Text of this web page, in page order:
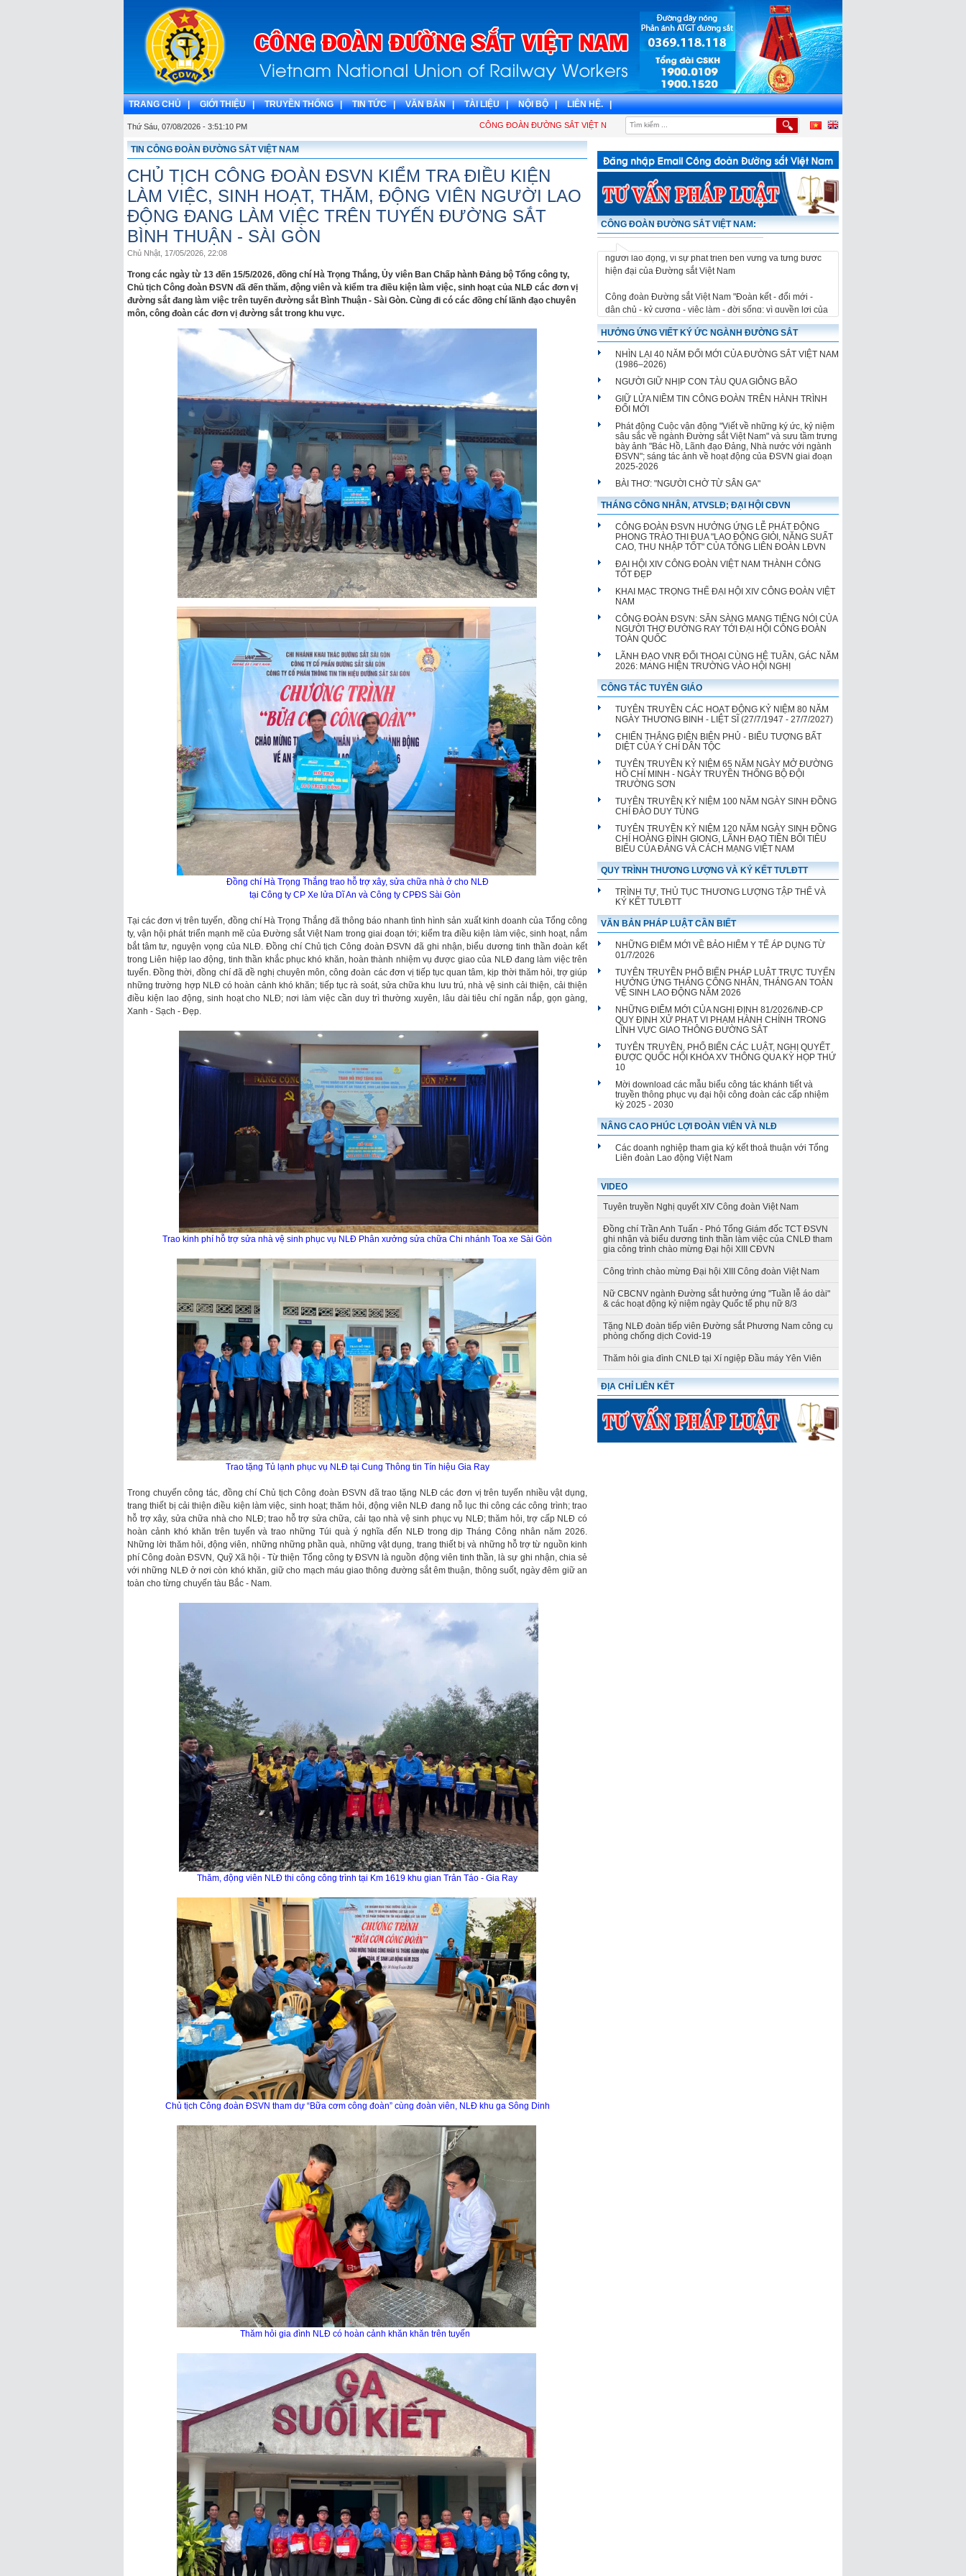
TRANG CHỦ | GIỚI THIỆU | TRUYỀN THỐNG | TIN TỨC | VĂN BẢN | TÀI LIỆU | NỘI BỘ | LIÊN HỆ. |
Thứ Sáu, 07/08/2026 - 3:51:12 PM CÔNG ĐOÀN ĐƯỜNG SẮT VIỆT NAM - ĐIỂM TỰA CỦA NGƯỜI LAO ĐỘNG LỄ PHÁT ĐỘNG THI ĐUA VÀ KHỞI CÔNG CÔNG TRÌNH DI
TIN CÔNG ĐOÀN ĐƯỜNG SẮT VIỆT NAM
CHỦ TỊCH CÔNG ĐOÀN ĐSVN KIỂM TRA ĐIỀU KIỆN
LÀM VIỆC, SINH HOẠT, THĂM, ĐỘNG VIÊN NGƯỜI LAO
ĐỘNG ĐANG LÀM VIỆC TRÊN TUYẾN ĐƯỜNG SẮT
BÌNH THUẬN - SÀI GÒN
Chủ Nhật, 17/05/2026, 22:08
Trong các ngày từ 13 đến 15/5/2026, đồng chí Hà Trọng Thắng, Ủy viên Ban Chấp hành Đảng bộ Tổng công ty,
Chủ tịch Công đoàn ĐSVN đã đến thăm, động viên và kiểm tra điều kiện làm việc, sinh hoạt của NLĐ các đơn vị
đường sắt đang làm việc trên tuyến đường sắt Bình Thuận - Sài Gòn. Cùng đi có các đồng chí lãnh đạo chuyên
môn, công đoàn các đơn vị đường sắt trong khu vực.
Đồng chí Hà Trọng Thắng trao hỗ trợ xây, sửa chữa nhà ở cho NLĐ
tại Công ty CP Xe lửa Dĩ An và Công ty CPĐS Sài Gòn
Tại các đơn vị trên tuyến, đồng chí Hà Trọng Thắng đã thông báo nhanh tình hình sản xuất kinh doanh của Tổng công
ty, vận hội phát triển mạnh mẽ của Đường sắt Việt Nam trong giai đoạn tới; kiểm tra điều kiện làm việc, sinh hoạt, nắm
bắt tâm tư, nguyện vọng của NLĐ. Đồng chí Chủ tịch Công đoàn ĐSVN đã ghi nhận, biểu dương tinh thần đoàn kết
trong Liên hiệp lao động, tinh thần khắc phục khó khăn, hoàn thành nhiệm vụ được giao của NLĐ đang làm việc trên
tuyến. Đồng thời, đồng chí đã đề nghị chuyên môn, công đoàn các đơn vị tiếp tục quan tâm, kịp thời thăm hỏi, trợ giúp
những trường hợp NLĐ có hoàn cảnh khó khăn; tiếp tục rà soát, sửa chữa khu lưu trú, nhà vệ sinh cải thiện, cải thiện
điều kiện lao động, sinh hoạt cho NLĐ; nơi làm việc cần duy trì thường xuyên, lâu dài tiêu chí ngăn nắp, gọn gàng,
Xanh - Sạch - Đẹp.
Trao kinh phí hỗ trợ sửa nhà vệ sinh phục vụ NLĐ Phân xưởng sửa chữa Chi nhánh Toa xe Sài Gòn
Trao tặng Tủ lạnh phục vụ NLĐ tại Cung Thông tin Tín hiệu Gia Ray
Trong chuyến công tác, đồng chí Chủ tịch Công đoàn ĐSVN đã trao tặng NLĐ các đơn vị trên tuyến nhiều vật dụng,
trang thiết bị cải thiện điều kiện làm việc, sinh hoạt; thăm hỏi, động viên NLĐ đang nỗ lục thi công các công trình; trao
hỗ trợ xây, sửa chữa nhà cho NLĐ; trao hỗ trợ sửa chữa, cải tạo nhà vệ sinh phục vụ NLĐ; thăm hỏi, trợ cấp NLĐ có
hoàn cảnh khó khăn trên tuyến và trao những Túi quà ý nghĩa đến NLĐ trong dịp Tháng Công nhân năm 2026.
Những lời thăm hỏi, động viên, những những phần quà, những vật dụng, trang thiết bị và những hỗ trợ từ nguồn kinh
phí Công đoàn ĐSVN, Quỹ Xã hội - Từ thiện Tổng công ty ĐSVN là nguồn động viên tinh thần, là sự ghi nhận, chia sẻ
với những NLĐ ở nơi còn khó khăn, giữ cho mạch máu giao thông đường sắt êm thuận, thông suốt, ngày đêm giữ an
toàn cho từng chuyến tàu Bắc - Nam.
Thăm, động viên NLĐ thi công công trình tại Km 1619 khu gian Trản Táo - Gia Ray
Chủ tịch Công đoàn ĐSVN tham dự “Bữa cơm công đoàn” cùng đoàn viên, NLĐ khu ga Sông Dinh
Thăm hỏi gia đình NLĐ có hoàn cảnh khăn khăn trên tuyến
CÔNG ĐOÀN ĐƯỜNG SẮT VIỆT NAM:
Công đoàn Đường sắt Việt Nam "Đoàn kết - đổi mới -
dân chủ - kỷ cương - việc làm - đời sống; vì quyền lợi của
người lao động, vì sự phát triển bền vững và từng bước
hiện đại của Đường sắt Việt Nam
dân chủ - kỷ cương - việc làm - đời sống; vì quyền lợi của
người lao động, vì sự phát triển bền vững và từng bước
HƯỞNG ỨNG VIẾT KÝ ỨC NGÀNH ĐƯỜNG SẮT
NHÌN LẠI 40 NĂM ĐỔI MỚI CỦA ĐƯỜNG SẮT VIỆT NAM
(1986–2026)
NGƯỜI GIỮ NHỊP CON TÀU QUA GIÔNG BÃO
GIỮ LỬA NIỀM TIN CÔNG ĐOÀN TRÊN HÀNH TRÌNH
ĐỔI MỚI
Phát động Cuộc vận động "Viết về những ký ức, kỷ niệm
sâu sắc về ngành Đường sắt Việt Nam" và sưu tầm trưng
bày ảnh "Bác Hồ, Lãnh đạo Đảng, Nhà nước với ngành
ĐSVN"; sáng tác ảnh về hoạt động của ĐSVN giai đoạn
2025-2026
BÀI THƠ: "NGƯỜI CHỜ TỪ SÂN GA"
THÁNG CÔNG NHÂN, ATVSLĐ; ĐẠI HỘI CĐVN
CÔNG ĐOÀN ĐSVN HƯỞNG ỨNG LỄ PHÁT ĐỘNG
PHONG TRÀO THI ĐUA "LAO ĐỘNG GIỎI, NĂNG SUẤT
CAO, THU NHẬP TỐT" CỦA TỔNG LIÊN ĐOÀN LĐVN
ĐẠI HỘI XIV CÔNG ĐOÀN VIỆT NAM THÀNH CÔNG
TỐT ĐẸP
KHAI MẠC TRỌNG THỂ ĐẠI HỘI XIV CÔNG ĐOÀN VIỆT
NAM
CÔNG ĐOÀN ĐSVN: SẴN SÀNG MANG TIẾNG NÓI CỦA
NGƯỜI THỢ ĐƯỜNG RAY TỚI ĐẠI HỘI CÔNG ĐOÀN
TOÀN QUỐC
LÃNH ĐẠO VNR ĐỐI THOẠI CÙNG HỆ TUẦN, GÁC NĂM
2026: MANG HIỆN TRƯỜNG VÀO HỘI NGHỊ
CÔNG TÁC TUYÊN GIÁO
TUYÊN TRUYỀN CÁC HOẠT ĐỘNG KỶ NIỆM 80 NĂM
NGÀY THƯƠNG BINH - LIỆT SĨ (27/7/1947 - 27/7/2027)
CHIẾN THẮNG ĐIỆN BIÊN PHỦ - BIỂU TƯỢNG BẤT
DIỆT CỦA Ý CHÍ DÂN TỘC
TUYÊN TRUYỀN KỶ NIỆM 65 NĂM NGÀY MỞ ĐƯỜNG
HỒ CHÍ MINH - NGÀY TRUYỀN THỐNG BỘ ĐỘI
TRƯỜNG SƠN
TUYÊN TRUYỀN KỶ NIỆM 100 NĂM NGÀY SINH ĐỒNG
CHÍ ĐÀO DUY TÙNG
TUYÊN TRUYỀN KỶ NIỆM 120 NĂM NGÀY SINH ĐỒNG
CHÍ HOÀNG ĐÌNH GIONG, LÃNH ĐẠO TIỀN BỐI TIÊU
BIỂU CỦA ĐẢNG VÀ CÁCH MẠNG VIỆT NAM
QUY TRÌNH THƯƠNG LƯỢNG VÀ KÝ KẾT TƯLĐTT
TRÌNH TỰ, THỦ TỤC THƯƠNG LƯỢNG TẬP THỂ VÀ
KÝ KẾT TƯLĐTT
VĂN BẢN PHÁP LUẬT CẦN BIẾT
NHỮNG ĐIỂM MỚI VỀ BẢO HIỂM Y TẾ ÁP DỤNG TỪ
01/7/2026
TUYÊN TRUYỀN PHỔ BIẾN PHÁP LUẬT TRỰC TUYẾN
HƯỞNG ỨNG THÁNG CÔNG NHÂN, THÁNG AN TOÀN
VỆ SINH LAO ĐỘNG NĂM 2026
NHỮNG ĐIỂM MỚI CỦA NGHỊ ĐỊNH 81/2026/NĐ-CP
QUY ĐỊNH XỬ PHẠT VI PHẠM HÀNH CHÍNH TRONG
LĨNH VỰC GIAO THÔNG ĐƯỜNG SẮT
TUYÊN TRUYỀN, PHỔ BIẾN CÁC LUẬT, NGHỊ QUYẾT
ĐƯỢC QUỐC HỘI KHÓA XV THÔNG QUA KỲ HỌP THỨ
10
Mời download các mẫu biểu công tác khánh tiết và
truyền thông phục vụ đại hội công đoàn các cấp nhiệm
kỳ 2025 - 2030
NÂNG CAO PHÚC LỢI ĐOÀN VIÊN VÀ NLĐ
Các doanh nghiệp tham gia ký kết thoả thuận với Tổng
Liên đoàn Lao động Việt Nam
VIDEO
Tuyên truyền Nghị quyết XIV Công đoàn Việt Nam
Đồng chí Trần Anh Tuấn - Phó Tổng Giám đốc TCT ĐSVN
ghi nhận và biểu dương tinh thần làm việc của CNLĐ tham
gia công trình chào mừng Đại hội XIII CĐVN
Công trình chào mừng Đại hội XIII Công đoàn Việt Nam
Nữ CBCNV ngành Đường sắt hưởng ứng "Tuần lễ áo dài"
& các hoạt động kỷ niệm ngày Quốc tế phụ nữ 8/3
Tặng NLĐ đoàn tiếp viên Đường sắt Phương Nam công cụ
phòng chống dịch Covid-19
Thăm hỏi gia đình CNLĐ tại Xí ngiệp Đầu máy Yên Viên
ĐỊA CHỈ LIÊN KẾT